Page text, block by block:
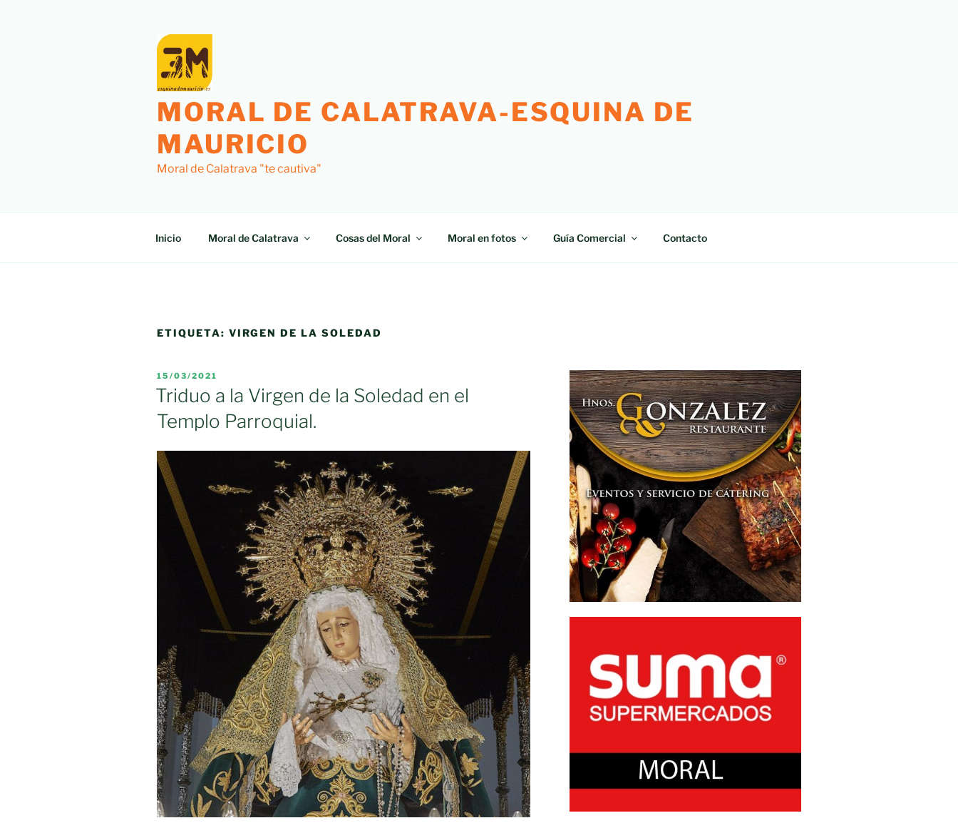
MORAL DE CALATRAVA-ESQUINA DE
MAURICIO
Moral de Calatrava "te cautiva"
Inicio Moral de Calatrava Cosas del Moral Moral en fotos Guía Comercial Contacto
ETIQUETA: VIRGEN DE LA SOLEDAD
PUBLICADO
EL
15/03/2021
Triduo a la Virgen de la Soledad en el
Templo Parroquial.